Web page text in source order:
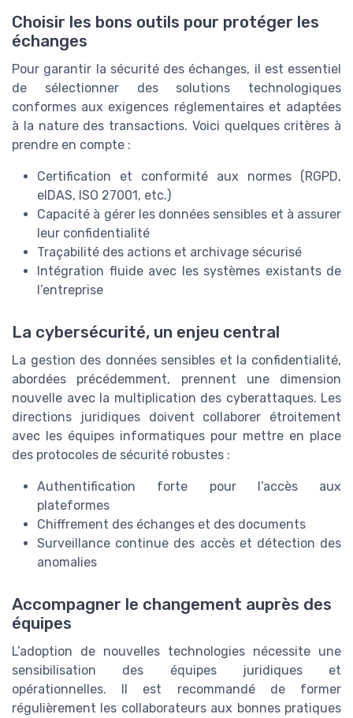
Choisir les bons outils pour protéger les
échanges
Pour garantir la sécurité des échanges, il est essentiel
de sélectionner des solutions technologiques
conformes aux exigences réglementaires et adaptées
à la nature des transactions. Voici quelques critères à
prendre en compte :
Certification et conformité aux normes (RGPD,
eIDAS, ISO 27001, etc.)
Capacité à gérer les données sensibles et à assurer
leur confidentialité
Traçabilité des actions et archivage sécurisé
Intégration fluide avec les systèmes existants de
l’entreprise
La cybersécurité, un enjeu central
La gestion des données sensibles et la confidentialité,
abordées précédemment, prennent une dimension
nouvelle avec la multiplication des cyberattaques. Les
directions juridiques doivent collaborer étroitement
avec les équipes informatiques pour mettre en place
des protocoles de sécurité robustes :
Authentification forte pour l’accès aux
plateformes
Chiffrement des échanges et des documents
Surveillance continue des accès et détection des
anomalies
Accompagner le changement auprès des
équipes
L’adoption de nouvelles technologies nécessite une
sensibilisation des équipes juridiques et
opérationnelles. Il est recommandé de former
régulièrement les collaborateurs aux bonnes pratiques